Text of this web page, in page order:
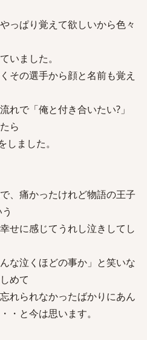
っぱり覚えて欲しいから色々
いました。
その選手から顔と名前も覚え
れで「俺と付き合いたい?」
ら
ました。
、痛かったけれど物語の王子
せに感じてうれし泣きしてし
な泣くほどの事か」と笑いな
めて
れられなかったばかりにあん
・と今は思います。